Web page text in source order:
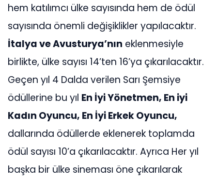
hem katılımcı ülke sayısında hem de ödül
sayısında önemli değişiklikler yapılacaktır.
İtalya ve Avusturya’nın eklenmesiyle
birlikte, ülke sayısı 14’ten 16’ya çıkarılacaktır.
Geçen yıl 4 Dalda verilen Sarı Şemsiye
ödüllerine bu yıl En İyi Yönetmen, En iyi
Kadın Oyuncu, En İyi Erkek Oyuncu,
dallarında ödüllerde eklenerek toplamda
ödül sayısı 10’a çıkarılacaktır. Ayrıca Her yıl
başka bir ülke sineması öne çıkarılarak